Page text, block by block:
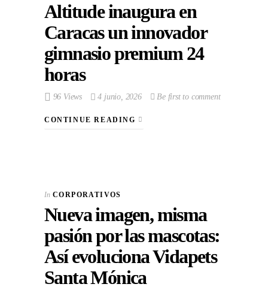
Altitude inaugura en
Caracas un innovador
gimnasio premium 24
horas
96 Views 4 junio, 2026 Be first to comment
CONTINUE READING
In CORPORATIVOS
Nueva imagen, misma
pasión por las mascotas:
Así evoluciona Vidapets
Santa Mónica